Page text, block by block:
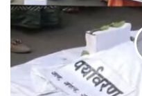
में
प्रकृति
प्रेमियों
की
अनोखी
‘पर्यावरण